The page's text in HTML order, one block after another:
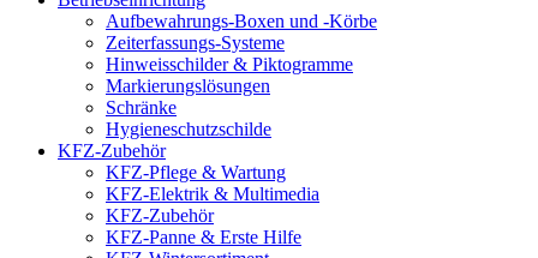
Aufbewahrungs-Boxen und -Körbe
Zeiterfassungs-Systeme
Hinweisschilder & Piktogramme
Markierungslösungen
Schränke
Hygieneschutzschilde
KFZ-Zubehör
KFZ-Pflege & Wartung
KFZ-Elektrik & Multimedia
KFZ-Zubehör
KFZ-Panne & Erste Hilfe